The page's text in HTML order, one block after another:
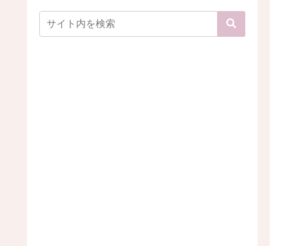
【画像】40歳のお姉さん、ガチでシコらせにくるｗ
【画像】本田望結、久しぶりにセクシー巨乳投稿！やっぱりお...